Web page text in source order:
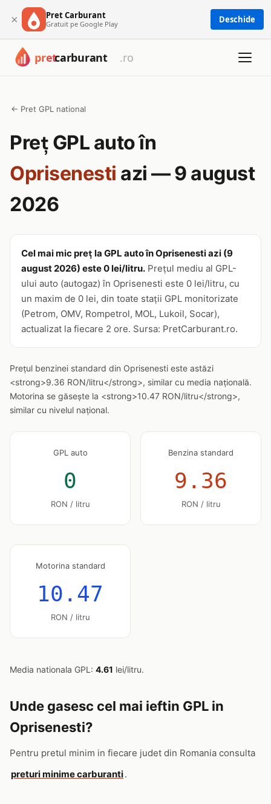
× Pret Carburant
Gratuit pe Google Play Deschide
← Pret GPL national
Preț GPL auto în
Oprisenesti azi — 9 august
2026
Cel mai mic preț la GPL auto în Oprisenesti azi (9
august 2026) este 0 lei/litru. Prețul mediu al GPL-
ului auto (autogaz) în Oprisenesti este 0 lei/litru, cu
un maxim de 0 lei, din toate stații GPL monitorizate
(Petrom, OMV, Rompetrol, MOL, Lukoil, Socar),
actualizat la fiecare 2 ore. Sursa: PretCarburant.ro.
Prețul benzinei standard din Oprisenesti este astăzi
<strong>9.36 RON/litru</strong>, similar cu media națională.
Motorina se găsește la <strong>10.47 RON/litru</strong>,
similar cu nivelul național.
GPL auto
0
RON / litru
Benzina standard
9.36
RON / litru
Motorina standard
10.47
RON / litru
Media nationala GPL: 4.61 lei/litru.
Unde gasesc cel mai ieftin GPL in
Oprisenesti?
Pentru pretul minim in fiecare judet din Romania consulta
preturi minime carburanti.